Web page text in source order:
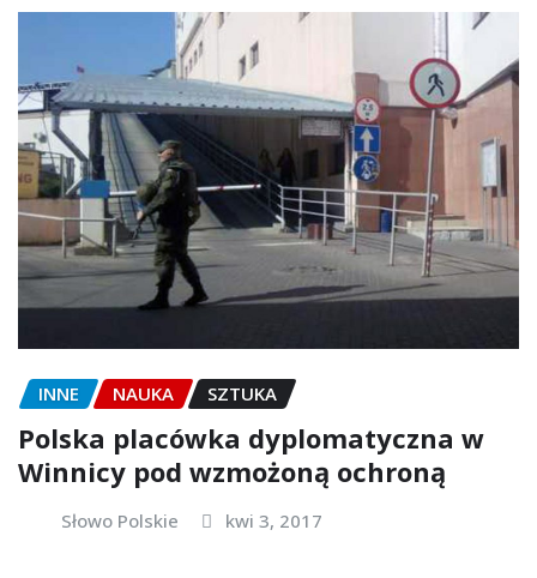
INNE NAUKA SZTUKA
Polska placówka dyplomatyczna w
Winnicy pod wzmożoną ochroną
Słowo Polskie kwi 3, 2017